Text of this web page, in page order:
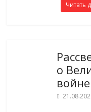
Читать
о